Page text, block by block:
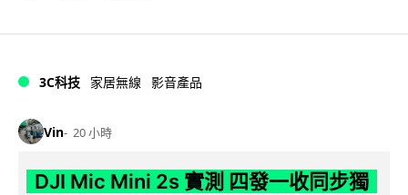
3C科技 家居無線 影音產品
Vin 20 小時
DJI Mic Mini 2s 實測 四發一收同步獨